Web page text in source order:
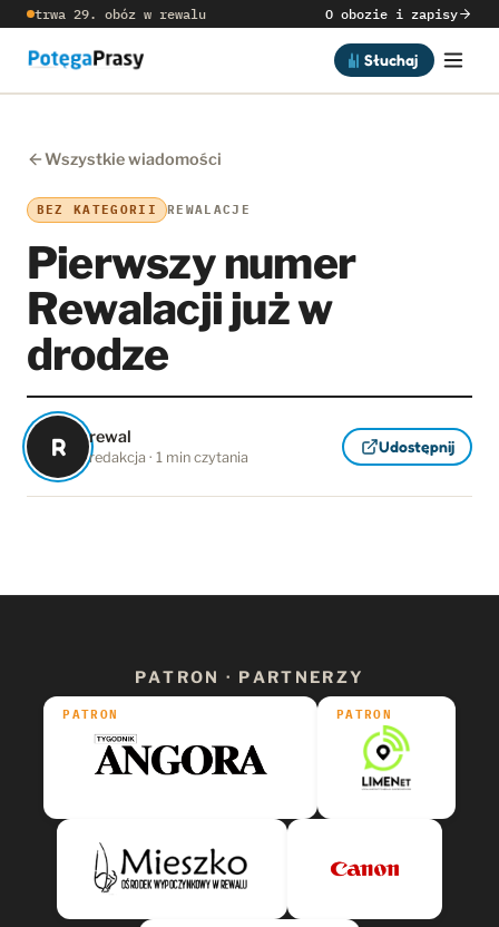
trwa 29. obóz w rewalu O obozie i zapisy
Słuchaj
Wszystkie wiadomości
BEZ KATEGORII REWALACJE
Pierwszy numer
Rewalacji już w
drodze
R rewal
redakcja · 1 min czytania
Udostępnij
PATRON · PARTNERZY
PATRON PATRON